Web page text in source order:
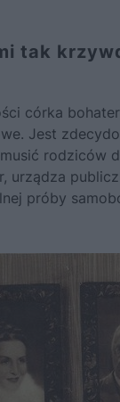
tak
córka
Jest
rodziców
urządza
próby